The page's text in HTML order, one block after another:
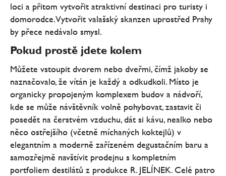
loci a přitom vytvořit atraktivní destinaci pro turisty i
domorodce. Vytvořit valašský skanzen uprostřed Prahy
by přece nedávalo smysl.
Pokud prostě jdete kolem
Můžete vstoupit dvorem nebo dveřmi, čímž jakoby se
naznačovalo, že vítán je každý a odkudkoli. Místo je
organicky propojeným komplexem budov a nádvoří,
kde se může návštěvník volně pohybovat, zastavit či
posedět na čerstvém vzduchu, dát si kávu, nealko nebo
něco ostřejšího (včetně míchaných koktejlů) v
elegantním a moderně zařízeném degustačním baru a
samozřejmě navštívit prodejnu s kompletním
portfoliem destilátů z produkce R. JELÍNEK. Celé patro